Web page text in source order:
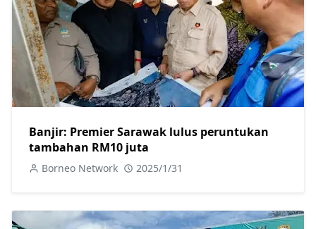
Banjir: Premier Sarawak lulus peruntukan
tambahan RM10 juta
Borneo Network 2025/1/31